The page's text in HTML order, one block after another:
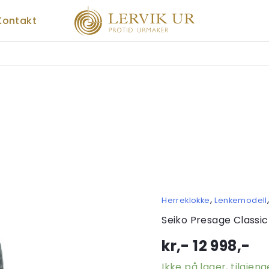
Herreklokke,Lenkemodell
Seiko Presage
kr,- 12 998,-